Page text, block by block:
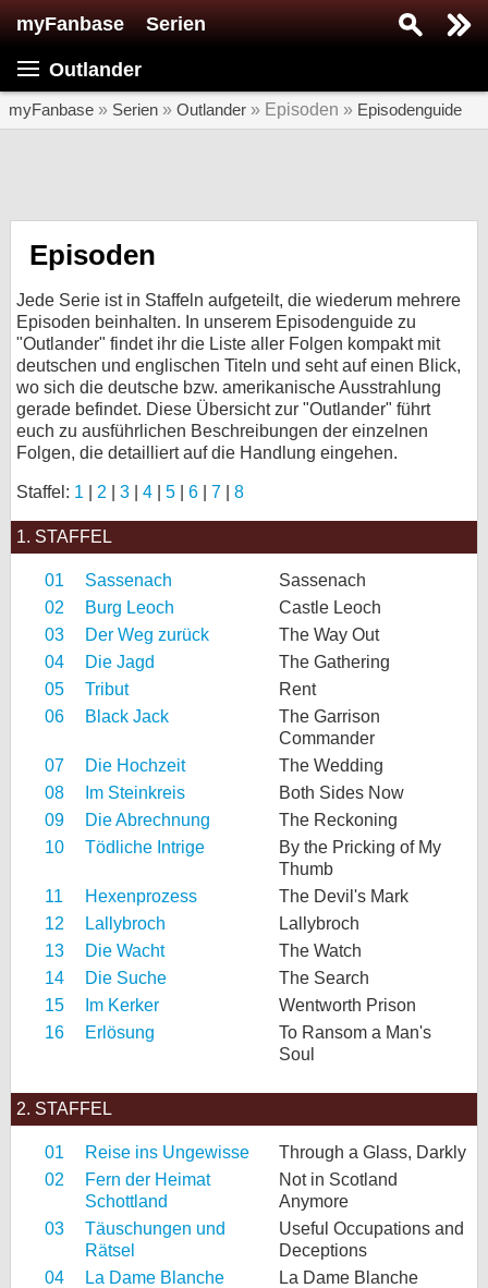
myFanbase Serien
Outlander
myFanbase » Serien » Outlander » Episoden » Episodenguide
Episoden
Jede Serie ist in Staffeln aufgeteilt, die wiederum mehrere
Episoden beinhalten. In unserem Episodenguide zu
"Outlander" findet ihr die Liste aller Folgen kompakt mit
deutschen und englischen Titeln und seht auf einen Blick,
wo sich die deutsche bzw. amerikanische Ausstrahlung
gerade befindet. Diese Übersicht zur "Outlander" führt
euch zu ausführlichen Beschreibungen der einzelnen
Folgen, die detailliert auf die Handlung eingehen.
Staffel: 1 2 3 4 5 6 7 8
1. STAFFEL
01 Sassenach
Sassenach
02
Burg Leoch
Castle Leoch
03
Der Weg zurück
The Way Out
04
Die Jagd
The Gathering
05
Tribut
Rent
06
Black Jack
The Garrison
Commander
07
Die Hochzeit
The Wedding
08
Im Steinkreis
Both Sides Now
09
Die Abrechnung
The Reckoning
10
Tödliche Intrige
By the Pricking of My
Thumb
11
Hexenprozess
The Devil's Mark
12
Lallybroch
Lallybroch
13
Die Wacht
The Watch
14
Die Suche
The Search
15
Im Kerker
Wentworth Prison
16
Erlösung
To Ransom a Man's
Soul
2. STAFFEL
01 Reise ins Ungewisse
Through a Glass, Darkly
02
Fern der Heimat
Schottland
Not in Scotland
Anymore
03
Täuschungen und
Rätsel
Useful Occupations and
Deceptions
04
La Dame Blanche
La Dame Blanche
SERIEN
KULTUR
Specials
SERVICE
Gewinnspiele
bei X
Kontakt
Nutzungsbedingungen
Datenschutz
Cookie-Einstellungen
Impressum
Desktop-Ansicht
myFanbase